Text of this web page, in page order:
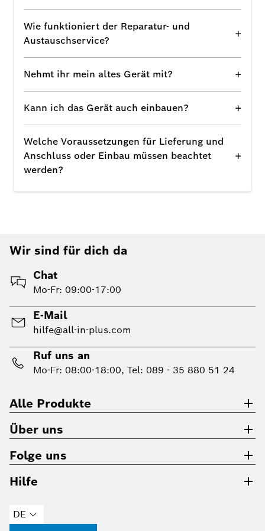
Wie funktioniert der Reparatur- und
Austauschservice?
+
Nehmt ihr mein altes Gerät mit? +
Kann ich das Gerät auch einbauen? +
Welche Voraussetzungen für Lieferung und
Anschluss oder Einbau müssen beachtet
werden?
+
Wir sind für dich da
Chat
Mo-Fr: 09:00-17:00
E-Mail
hilfe@all-in-plus.com
Ruf uns an
Mo-Fr: 08:00-18:00, Tel: 089 - 35 880 51 24
Alle Produkte
Über uns
Folge uns
Hilfe
DE